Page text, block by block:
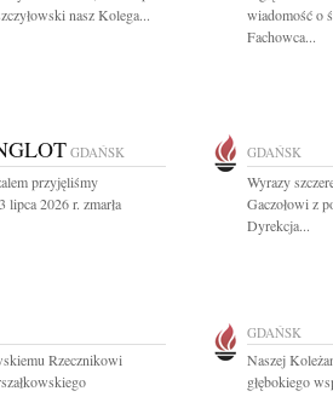
nasz Kolega...
wiadomość o
Fachowca...
GDAŃSK
przyjęliśmy
lipca 2026 r. zmarła
GDAŃSK
Wyrazy
Gaczołowi z
Dyrekcja...
Rzecznikowi
GDAŃSK
Naszej
głębokiego